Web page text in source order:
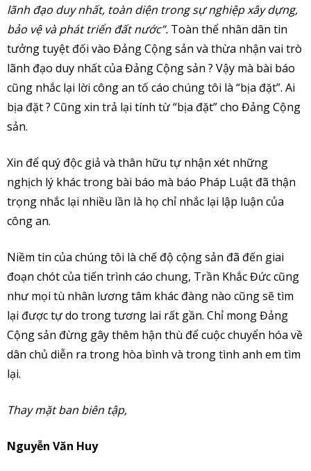
lãnh đạo duy nhất, toàn diện trong sự nghiệp xây dựng,
bảo vệ và phát triển đất nước”. Toàn thể nhân dân tin
tưởng tuyệt đối vào Đảng Cộng sản và thừa nhận vai trò
lãnh đạo duy nhất của Đảng Cộng sản ? Vậy mà bài báo
cũng nhắc lại lời công an tố cáo chúng tôi là “bịa đặt”. Ai
bịa đặt ? Cũng xin trả lại tính từ “bịa đặt” cho Đảng Cộng
sản.
Xin để quý độc giả và thân hữu tự nhận xét những
nghịch lý khác trong bài báo mà báo Pháp Luật đã thận
trọng nhắc lại nhiều lần là họ chỉ nhắc lại lập luận của
công an.
Niềm tin của chúng tôi là chế độ cộng sản đã đến giai
đoạn chót của tiến trình cáo chung, Trần Khắc Đức cũng
như mọi tù nhân lương tâm khác đàng nào cũng sẽ tìm
lại được tự do trong tương lai rất gần. Chỉ mong Đảng
Cộng sản đừng gây thêm hận thù để cuộc chuyển hóa về
dân chủ diễn ra trong hòa bình và trong tình anh em tìm
lại.
Thay mặt ban biên tập,
Nguyễn Văn Huy